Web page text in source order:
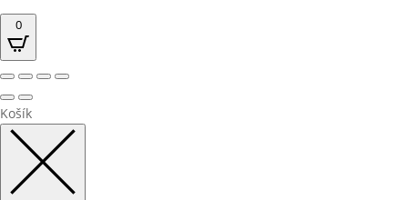
0
Košík